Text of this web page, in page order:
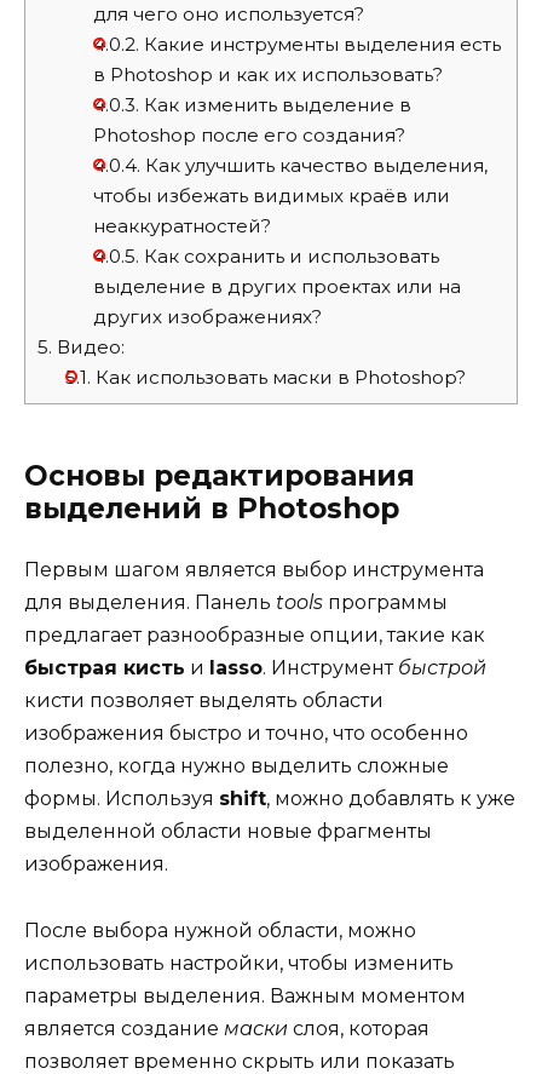
для чего оно используется?
4.0.2. Какие инструменты выделения есть
в Photoshop и как их использовать?
4.0.3. Как изменить выделение в
Photoshop после его создания?
4.0.4. Как улучшить качество выделения,
чтобы избежать видимых краёв или
неаккуратностей?
4.0.5. Как сохранить и использовать
выделение в других проектах или на
других изображениях?
5. Видео:
5.1. Как использовать маски в Photoshop?
Основы редактирования
выделений в Photoshop
Первым шагом является выбор инструмента
для выделения. Панель tools программы
предлагает разнообразные опции, такие как
быстрая кисть и lasso. Инструмент быстрой
кисти позволяет выделять области
изображения быстро и точно, что особенно
полезно, когда нужно выделить сложные
формы. Используя shift, можно добавлять к уже
выделенной области новые фрагменты
изображения.
После выбора нужной области, можно
использовать настройки, чтобы изменить
параметры выделения. Важным моментом
является создание маски слоя, которая
позволяет временно скрыть или показать